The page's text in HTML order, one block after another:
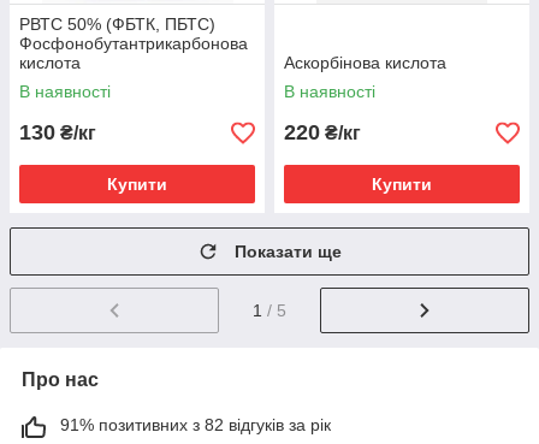
РВТС 50% (ФБТК, ПБТС)
Фосфонобутантрикарбонова
кислота
В наявності
130 ₴/кг
Купити
Аскорбінова кислота
В наявності
220 ₴/кг
Купити
Показати ще
1 / 5
Про нас
91% позитивних з 82 відгуків за рік